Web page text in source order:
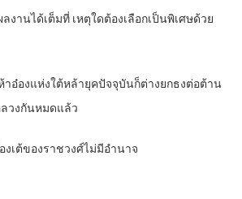
งานได้เต็มที่ เหตุใดต้องเลือกเป็นพิเศษด้วย
อ๋องแห่งใต้หล้ายุคปัจจุบันก็ต่างยกธงต่อต้าน
วงกันหมดแล้ว
เต้ของราชวงศ์ไม่มีอำนาจ